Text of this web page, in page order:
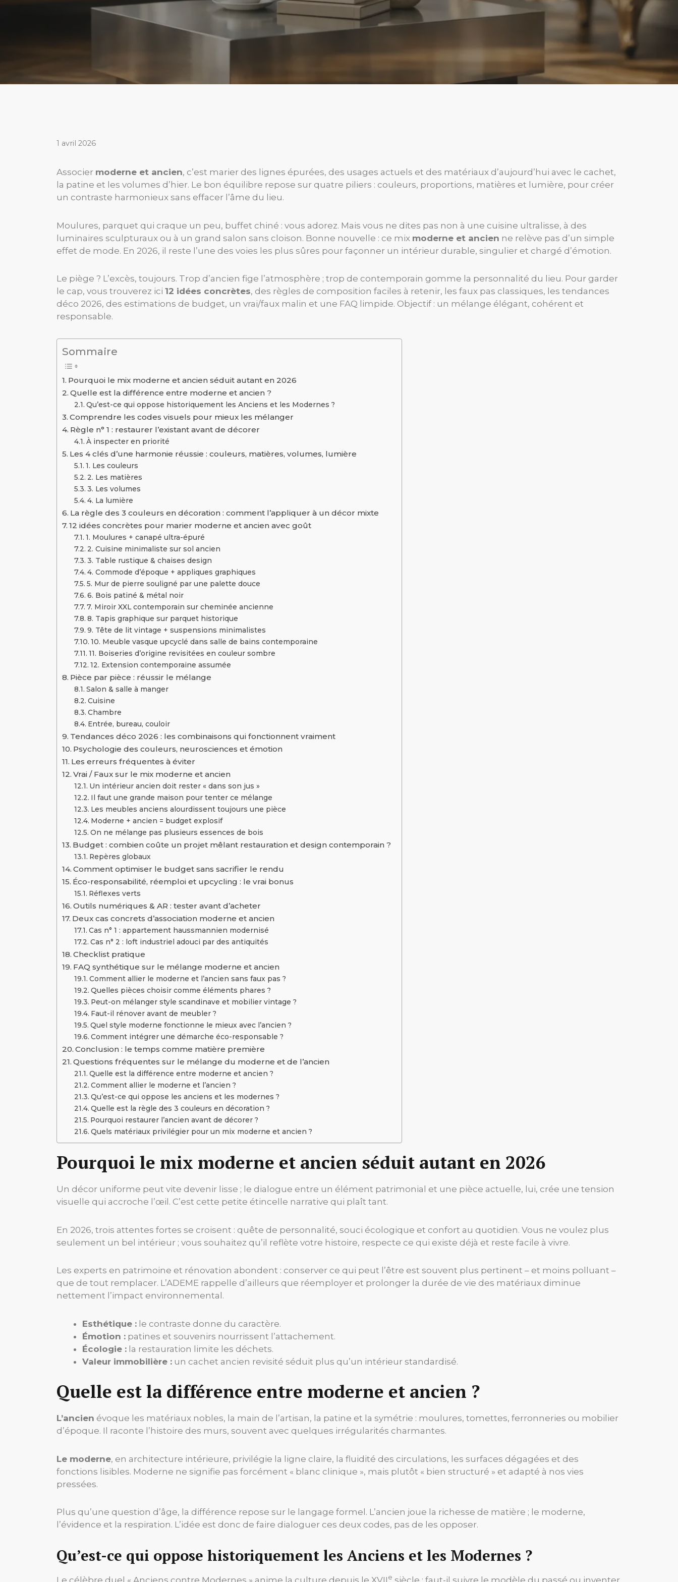
1 avril 2026
Associer moderne et ancien, c’est marier des lignes épurées, des usages actuels et des matériaux d’aujourd’hui avec le cachet,
la patine et les volumes d’hier. Le bon équilibre repose sur quatre piliers : couleurs, proportions, matières et lumière, pour créer
un contraste harmonieux sans effacer l’âme du lieu.
Moulures, parquet qui craque un peu, buffet chiné : vous adorez. Mais vous ne dites pas non à une cuisine ultralisse, à des
luminaires sculpturaux ou à un grand salon sans cloison. Bonne nouvelle : ce mix moderne et ancien ne relève pas d’un simple
effet de mode. En 2026, il reste l’une des voies les plus sûres pour façonner un intérieur durable, singulier et chargé d’émotion.
Le piège ? L’excès, toujours. Trop d’ancien fige l’atmosphère ; trop de contemporain gomme la personnalité du lieu. Pour garder
le cap, vous trouverez ici 12 idées concrètes, des règles de composition faciles à retenir, les faux pas classiques, les tendances
déco 2026, des estimations de budget, un vrai/faux malin et une FAQ limpide. Objectif : un mélange élégant, cohérent et
responsable.
Sommaire
Pourquoi le mix moderne et ancien séduit autant en 2026
Quelle est la différence entre moderne et ancien ?
Qu’est-ce qui oppose historiquement les Anciens et les Modernes ?
Comprendre les codes visuels pour mieux les mélanger
Règle n° 1 : restaurer l’existant avant de décorer
À inspecter en priorité
Les 4 clés d’une harmonie réussie : couleurs, matières, volumes, lumière
1. Les couleurs
2. Les matières
3. Les volumes
4. La lumière
La règle des 3 couleurs en décoration : comment l’appliquer à un décor mixte
12 idées concrètes pour marier moderne et ancien avec goût
1. Moulures + canapé ultra-épuré
2. Cuisine minimaliste sur sol ancien
3. Table rustique & chaises design
4. Commode d’époque + appliques graphiques
5. Mur de pierre souligné par une palette douce
6. Bois patiné & métal noir
7. Miroir XXL contemporain sur cheminée ancienne
8. Tapis graphique sur parquet historique
9. Tête de lit vintage + suspensions minimalistes
10. Meuble vasque upcyclé dans salle de bains contemporaine
11. Boiseries d’origine revisitées en couleur sombre
12. Extension contemporaine assumée
Pièce par pièce : réussir le mélange
Salon & salle à manger
Cuisine
Chambre
Entrée, bureau, couloir
Tendances déco 2026 : les combinaisons qui fonctionnent vraiment
Psychologie des couleurs, neurosciences et émotion
Les erreurs fréquentes à éviter
Vrai / Faux sur le mix moderne et ancien
Un intérieur ancien doit rester « dans son jus »
Il faut une grande maison pour tenter ce mélange
Les meubles anciens alourdissent toujours une pièce
Moderne + ancien = budget explosif
On ne mélange pas plusieurs essences de bois
Budget : combien coûte un projet mêlant restauration et design contemporain ?
Repères globaux
Comment optimiser le budget sans sacrifier le rendu
Éco-responsabilité, réemploi et upcycling : le vrai bonus
Réflexes verts
Outils numériques & AR : tester avant d’acheter
Deux cas concrets d’association moderne et ancien
Cas n° 1 : appartement haussmannien modernisé
Cas n° 2 : loft industriel adouci par des antiquités
Checklist pratique
FAQ synthétique sur le mélange moderne et ancien
Comment allier le moderne et l’ancien sans faux pas ?
Quelles pièces choisir comme éléments phares ?
Peut-on mélanger style scandinave et mobilier vintage ?
Faut-il rénover avant de meubler ?
Quel style moderne fonctionne le mieux avec l’ancien ?
Comment intégrer une démarche éco-responsable ?
Conclusion : le temps comme matière première
Questions fréquentes sur le mélange du moderne et de l’ancien
Quelle est la différence entre moderne et ancien ?
Comment allier le moderne et l’ancien ?
Qu’est-ce qui oppose les anciens et les modernes ?
Quelle est la règle des 3 couleurs en décoration ?
Pourquoi restaurer l’ancien avant de décorer ?
Quels matériaux privilégier pour un mix moderne et ancien ?
Pourquoi le mix moderne et ancien séduit autant en 2026
Un décor uniforme peut vite devenir lisse ; le dialogue entre un élément patrimonial et une pièce actuelle, lui, crée une tension
visuelle qui accroche l’œil. C’est cette petite étincelle narrative qui plaît tant.
En 2026, trois attentes fortes se croisent : quête de personnalité, souci écologique et confort au quotidien. Vous ne voulez plus
seulement un bel intérieur ; vous souhaitez qu’il reflète votre histoire, respecte ce qui existe déjà et reste facile à vivre.
Les experts en patrimoine et rénovation abondent : conserver ce qui peut l’être est souvent plus pertinent – et moins polluant –
que de tout remplacer. L’ADEME rappelle d’ailleurs que réemployer et prolonger la durée de vie des matériaux diminue
nettement l’impact environnemental.
Esthétique : le contraste donne du caractère.
Émotion : patines et souvenirs nourrissent l’attachement.
Écologie : la restauration limite les déchets.
Valeur immobilière : un cachet ancien revisité séduit plus qu’un intérieur standardisé.
Quelle est la différence entre moderne et ancien ?
L’ancien évoque les matériaux nobles, la main de l’artisan, la patine et la symétrie : moulures, tomettes, ferronneries ou mobilier
d’époque. Il raconte l’histoire des murs, souvent avec quelques irrégularités charmantes.
Le moderne, en architecture intérieure, privilégie la ligne claire, la fluidité des circulations, les surfaces dégagées et des
fonctions lisibles. Moderne ne signifie pas forcément « blanc clinique », mais plutôt « bien structuré » et adapté à nos vies
pressées.
Plus qu’une question d’âge, la différence repose sur le langage formel. L’ancien joue la richesse de matière ; le moderne,
l’évidence et la respiration. L’idée est donc de faire dialoguer ces deux codes, pas de les opposer.
Qu’est-ce qui oppose historiquement les Anciens et les Modernes ?
e